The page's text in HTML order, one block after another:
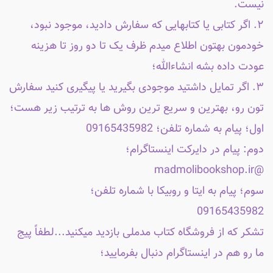
نیست.
۲. اگر کتابی یا کتابهایی که سفارش دادید، موجود نبود،
خودمون بهتون اطلاع میدم ظرف یک تا دو روز تا هزینه
عودت داده بشه انشاءالله؛
۳. اگر تمایل داشتید موجودی بگیرید یا پیگیری کنید سفارش
تون رو، بهترین و سریع ترین روش ها به ترتیب زیر هست؛
اول؛ پیام به شماره تلفن؛ 09165435982
دوم: پیام در دایرکت اینستاگرام؛
@madmolibookshop.ir
سوم؛ پیام به ایتا و روبیکا با شماره تلفن؛
09165435982
تشکر که از فروشگاه کتاب مدملی بازدید میکنید...لطفاً پیج
ما رو هم در اینستاگرام دنبال بفرمایید؛